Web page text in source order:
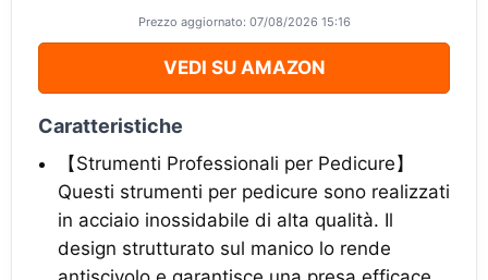
Prezzo aggiornato: 07/08/2026 15:16
VEDI SU AMAZON
Caratteristiche
【Strumenti Professionali per Pedicure】
Questi strumenti per pedicure sono realizzati
in acciaio inossidabile di alta qualità. Il
design strutturato sul manico lo rende